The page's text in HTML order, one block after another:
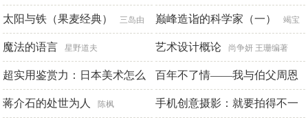
华 迅伟
太阳与铁（果麦经典） 三岛由
纪夫
巅峰造诣的科学家（一） 竭宝
峰
魔法的语言 星野道夫 艺术设计概论 尚争妍 王珊编著
超实用鉴赏力：日本美术怎么
看 [日]秋元雄史
百年不了情——我与伯父周恩
来相处的日子 周尔均
蒋介石的处世为人 陈枫 手机创意摄影：就要拍得不一